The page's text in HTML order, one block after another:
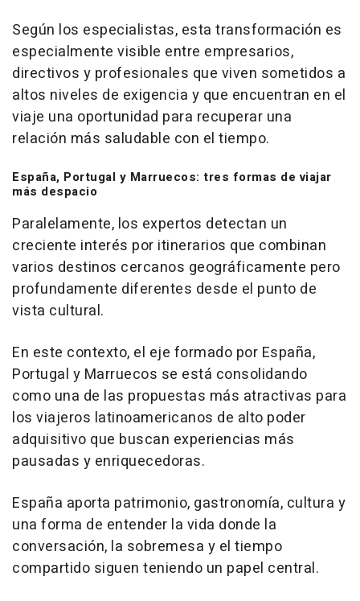
Según los especialistas, esta transformación es
especialmente visible entre empresarios,
directivos y profesionales que viven sometidos a
altos niveles de exigencia y que encuentran en el
viaje una oportunidad para recuperar una
relación más saludable con el tiempo.
España, Portugal y Marruecos: tres formas de viajar
más despacio
Paralelamente, los expertos detectan un
creciente interés por itinerarios que combinan
varios destinos cercanos geográficamente pero
profundamente diferentes desde el punto de
vista cultural.
En este contexto, el eje formado por España,
Portugal y Marruecos se está consolidando
como una de las propuestas más atractivas para
los viajeros latinoamericanos de alto poder
adquisitivo que buscan experiencias más
pausadas y enriquecedoras.
España aporta patrimonio, gastronomía, cultura y
una forma de entender la vida donde la
conversación, la sobremesa y el tiempo
compartido siguen teniendo un papel central.